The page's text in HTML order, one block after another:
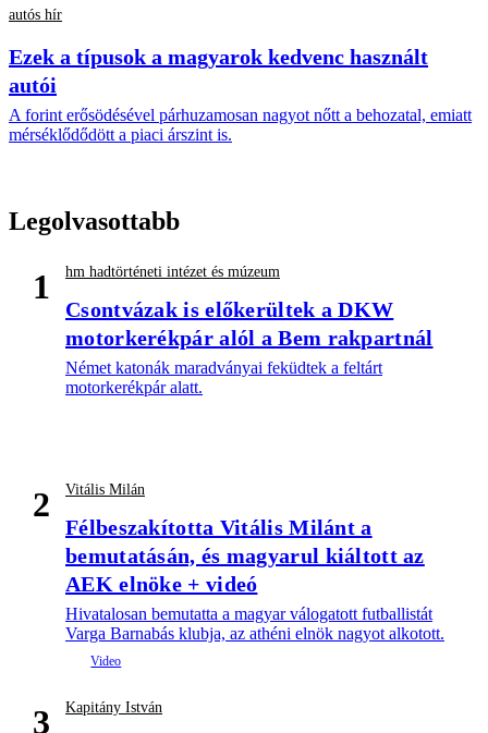
autós hír
Ezek a típusok a magyarok kedvenc használt
autói
A forint erősödésével párhuzamosan nagyot nőtt a behozatal, emiatt
mérséklődődött a piaci árszint is.
Legolvasottabb
1 hm hadtörténeti intézet és múzeum
Csontvázak is előkerültek a DKW
motorkerékpár alól a Bem rakpartnál
Német katonák maradványai feküdtek a feltárt
motorkerékpár alatt.
2 Vitális Milán
Félbeszakította Vitális Milánt a
bemutatásán, és magyarul kiáltott az
AEK elnöke + videó
Hivatalosan bemutatta a magyar válogatott futballistát
Varga Barnabás klubja, az athéni elnök nagyot alkotott.
3 Kapitány István